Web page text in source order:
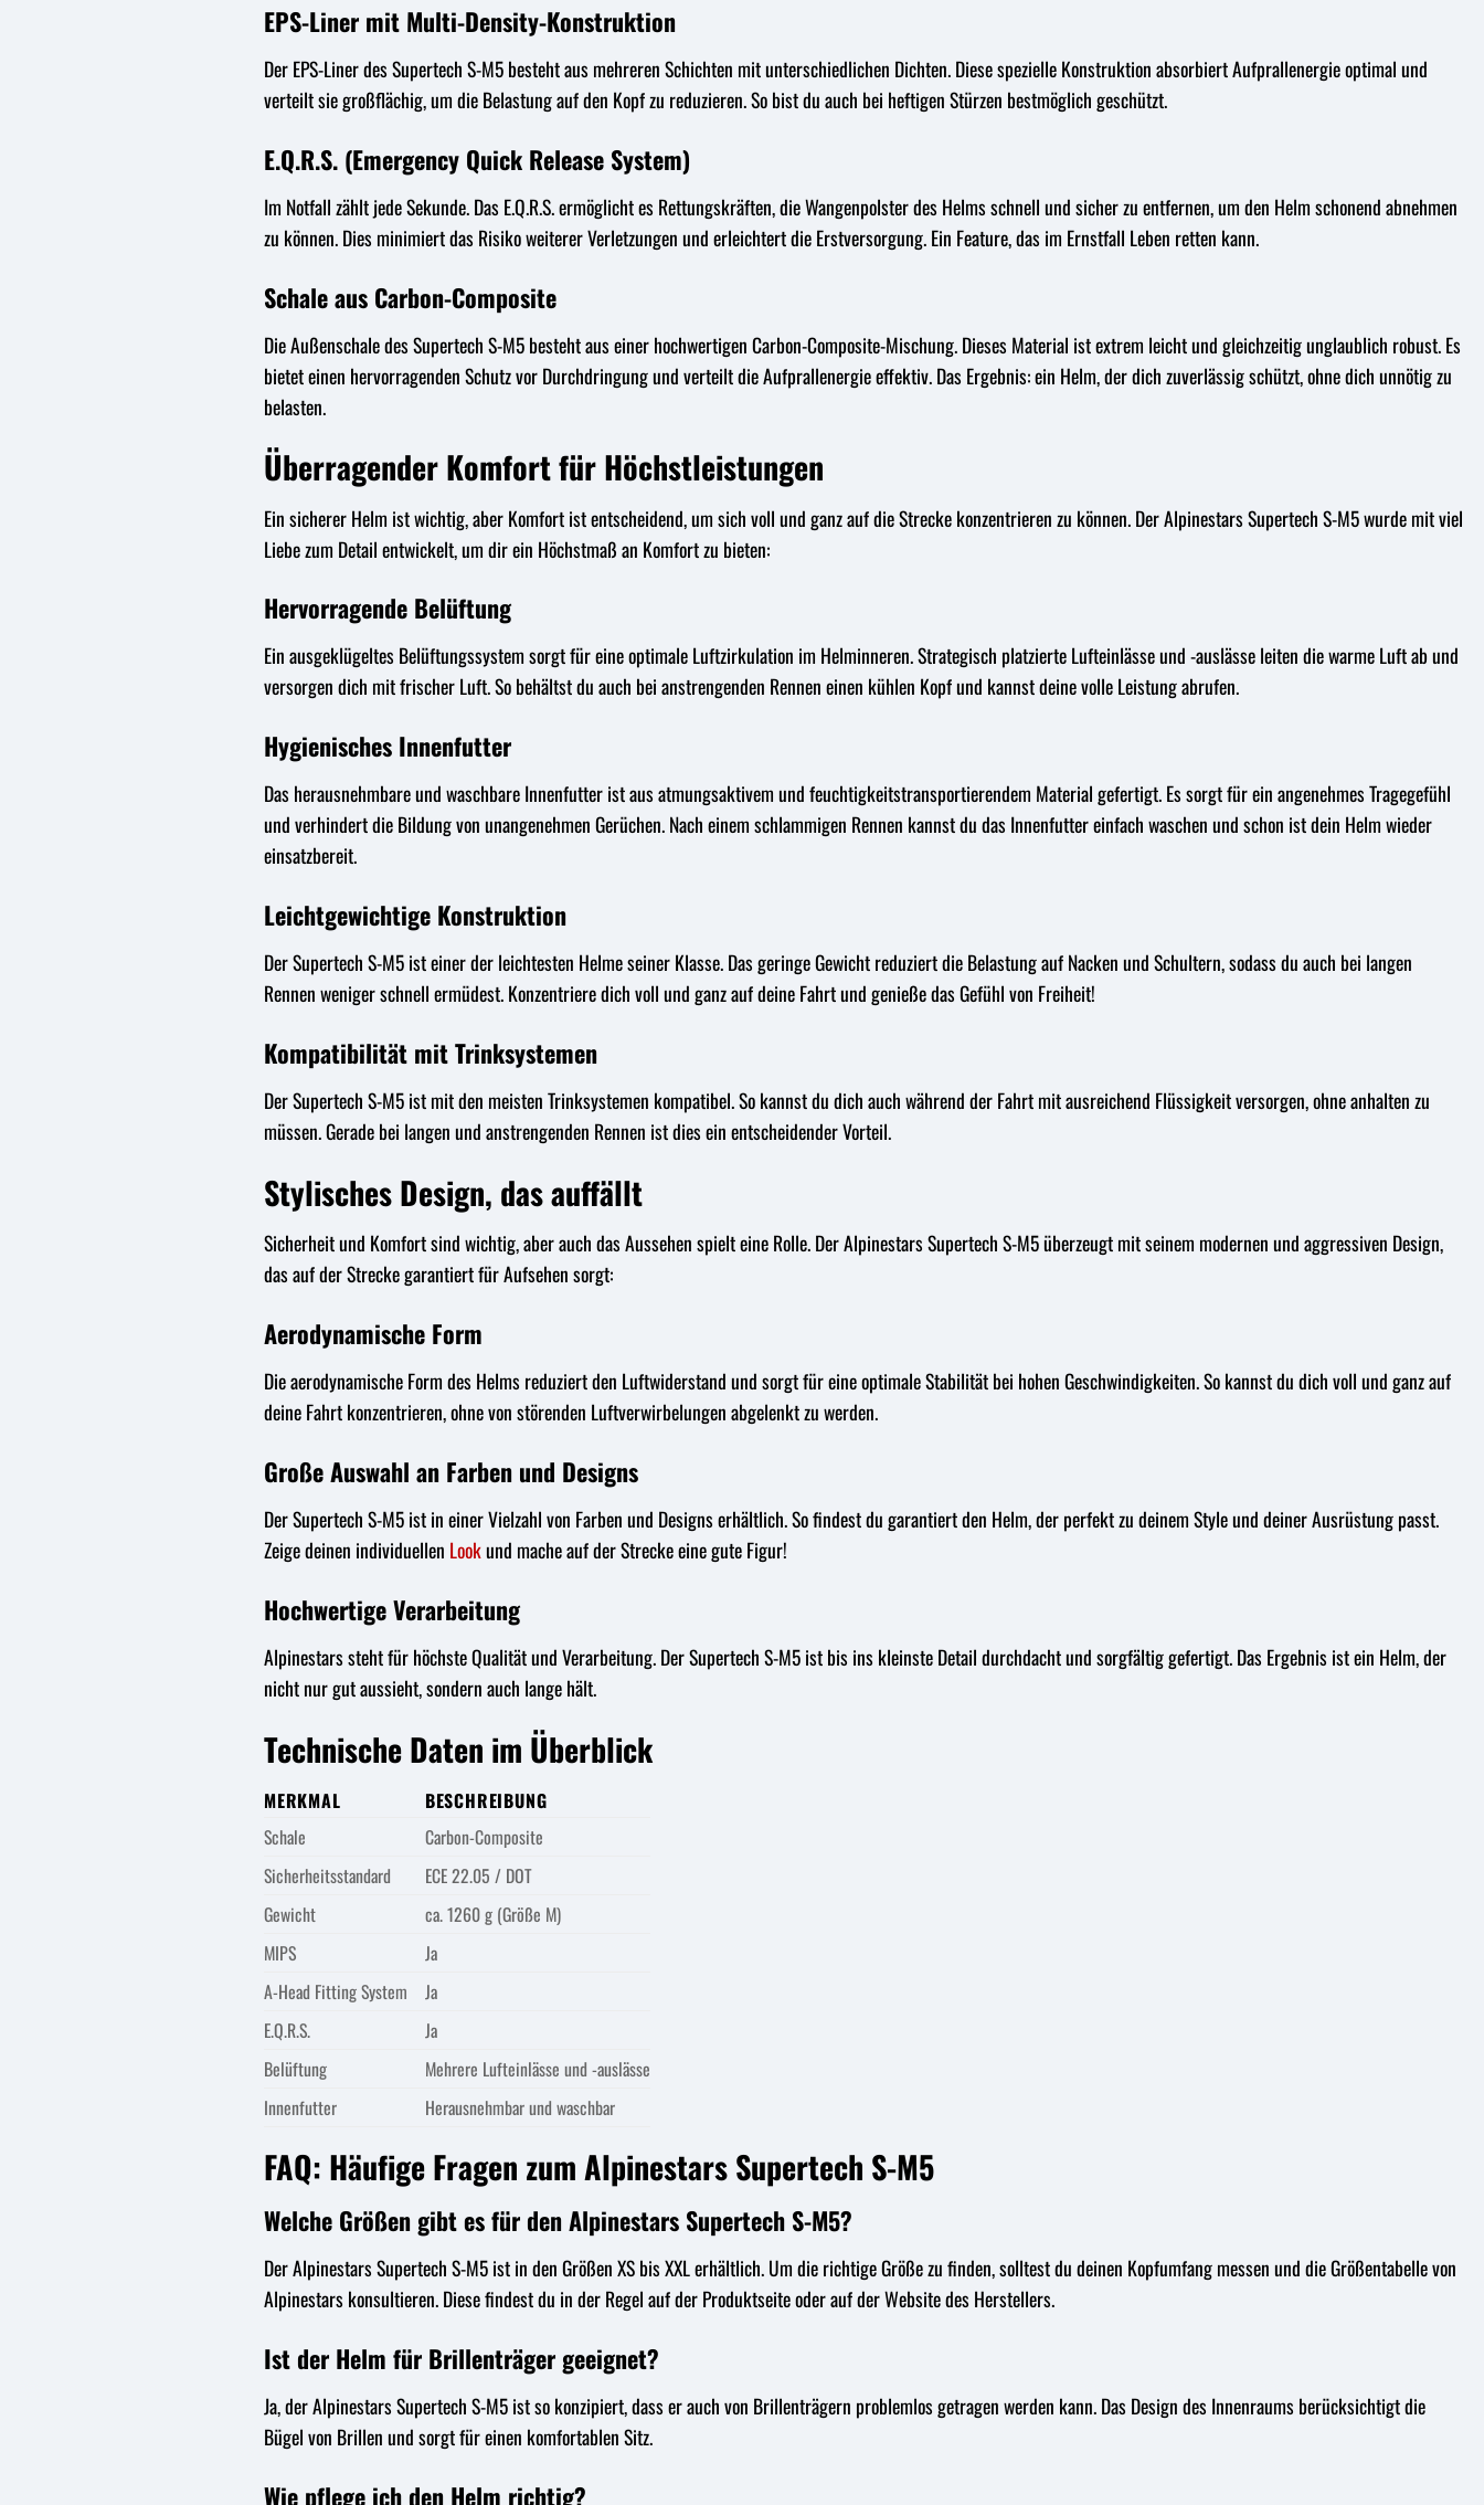
EPS-Liner mit Multi-Density-Konstruktion
Der EPS-Liner des Supertech S-M5 besteht aus mehreren Schichten mit unterschiedlichen Dichten. Diese spezielle Konstruktion absorbiert Aufprallenergie optimal und
verteilt sie großflächig, um die Belastung auf den Kopf zu reduzieren. So bist du auch bei heftigen Stürzen bestmöglich geschützt.
E.Q.R.S. (Emergency Quick Release System)
Im Notfall zählt jede Sekunde. Das E.Q.R.S. ermöglicht es Rettungskräften, die Wangenpolster des Helms schnell und sicher zu entfernen, um den Helm schonend abnehmen
zu können. Dies minimiert das Risiko weiterer Verletzungen und erleichtert die Erstversorgung. Ein Feature, das im Ernstfall Leben retten kann.
Schale aus Carbon-Composite
Die Außenschale des Supertech S-M5 besteht aus einer hochwertigen Carbon-Composite-Mischung. Dieses Material ist extrem leicht und gleichzeitig unglaublich robust. Es
bietet einen hervorragenden Schutz vor Durchdringung und verteilt die Aufprallenergie effektiv. Das Ergebnis: ein Helm, der dich zuverlässig schützt, ohne dich unnötig zu
belasten.
Überragender Komfort für Höchstleistungen
Ein sicherer Helm ist wichtig, aber Komfort ist entscheidend, um sich voll und ganz auf die Strecke konzentrieren zu können. Der Alpinestars Supertech S-M5 wurde mit viel
Liebe zum Detail entwickelt, um dir ein Höchstmaß an Komfort zu bieten:
Hervorragende Belüftung
Ein ausgeklügeltes Belüftungssystem sorgt für eine optimale Luftzirkulation im Helminneren. Strategisch platzierte Lufteinlässe und -auslässe leiten die warme Luft ab und
versorgen dich mit frischer Luft. So behältst du auch bei anstrengenden Rennen einen kühlen Kopf und kannst deine volle Leistung abrufen.
Hygienisches Innenfutter
Das herausnehmbare und waschbare Innenfutter ist aus atmungsaktivem und feuchtigkeitstransportierendem Material gefertigt. Es sorgt für ein angenehmes Tragegefühl
und verhindert die Bildung von unangenehmen Gerüchen. Nach einem schlammigen Rennen kannst du das Innenfutter einfach waschen und schon ist dein Helm wieder
einsatzbereit.
Leichtgewichtige Konstruktion
Der Supertech S-M5 ist einer der leichtesten Helme seiner Klasse. Das geringe Gewicht reduziert die Belastung auf Nacken und Schultern, sodass du auch bei langen
Rennen weniger schnell ermüdest. Konzentriere dich voll und ganz auf deine Fahrt und genieße das Gefühl von Freiheit!
Kompatibilität mit Trinksystemen
Der Supertech S-M5 ist mit den meisten Trinksystemen kompatibel. So kannst du dich auch während der Fahrt mit ausreichend Flüssigkeit versorgen, ohne anhalten zu
müssen. Gerade bei langen und anstrengenden Rennen ist dies ein entscheidender Vorteil.
Stylisches Design, das auffällt
Sicherheit und Komfort sind wichtig, aber auch das Aussehen spielt eine Rolle. Der Alpinestars Supertech S-M5 überzeugt mit seinem modernen und aggressiven Design,
das auf der Strecke garantiert für Aufsehen sorgt:
Aerodynamische Form
Die aerodynamische Form des Helms reduziert den Luftwiderstand und sorgt für eine optimale Stabilität bei hohen Geschwindigkeiten. So kannst du dich voll und ganz auf
deine Fahrt konzentrieren, ohne von störenden Luftverwirbelungen abgelenkt zu werden.
Große Auswahl an Farben und Designs
Der Supertech S-M5 ist in einer Vielzahl von Farben und Designs erhältlich. So findest du garantiert den Helm, der perfekt zu deinem Style und deiner Ausrüstung passt.
Zeige deinen individuellen Lookund mache auf der Strecke eine gute Figur!
Hochwertige Verarbeitung
Alpinestars steht für höchste Qualität und Verarbeitung. Der Supertech S-M5 ist bis ins kleinste Detail durchdacht und sorgfältig gefertigt. Das Ergebnis ist ein Helm, der
nicht nur gut aussieht, sondern auch lange hält.
Technische Daten im Überblick
MERKMAL
BESCHREIBUNG
Schale
Carbon-Composite
Sicherheitsstandard
ECE 22.05 / DOT
Gewicht
ca. 1260 g (Größe M)
MIPS
Ja
A-Head Fitting System
Ja
E.Q.R.S.
Ja
Belüftung
Mehrere Lufteinlässe und -auslässe
Innenfutter
Herausnehmbar und waschbar
FAQ: Häufige Fragen zum Alpinestars Supertech S-M5
Welche Größen gibt es für den Alpinestars Supertech S-M5?
Der Alpinestars Supertech S-M5 ist in den Größen XS bis XXL erhältlich. Um die richtige Größe zu finden, solltest du deinen Kopfumfang messen und die Größentabelle von
Alpinestars konsultieren. Diese findest du in der Regel auf der Produktseite oder auf der Website des Herstellers.
Ist der Helm für Brillenträger geeignet?
Ja, der Alpinestars Supertech S-M5 ist so konzipiert, dass er auch von Brillenträgern problemlos getragen werden kann. Das Design des Innenraums berücksichtigt die
Bügel von Brillen und sorgt für einen komfortablen Sitz.
Wie pflege ich den Helm richtig?